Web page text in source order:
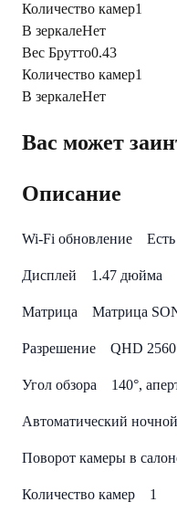
Количество камер1
В зеркалеНет
Вес Брутто0.43
Количество камер1
В зеркалеНет
Вас может
Описание
Wi-Fi обновление Есть
Дисплей 1.47 дюйма
Матрица Матрица
Разрешение QHD
Угол обзора 140°,
Автоматический
Поворот камеры в
Количество камер 1